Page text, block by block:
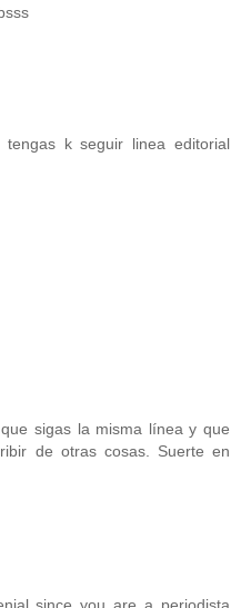
k seguir linea editorial
sigas la misma línea y que
de otras cosas. Suerte en
since you are a periodista